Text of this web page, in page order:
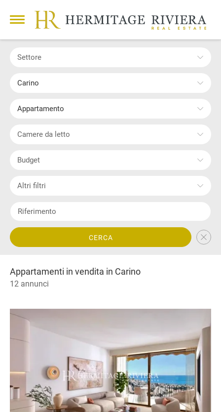
Settore
Carino
Appartamento
Camere da letto
Budget
Altri filtri
CERCA
Appartamenti in vendita in Carino
12 annunci